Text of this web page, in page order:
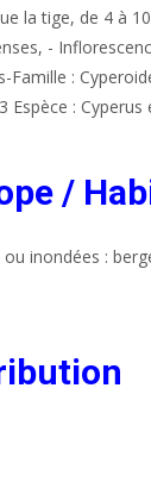
la tige, de 4 à
-
Famille :
Espèce :
/
inondées :